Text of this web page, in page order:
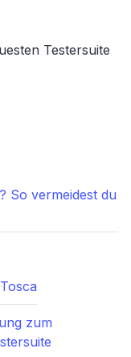
Testersuite
So vermeidest du
zum